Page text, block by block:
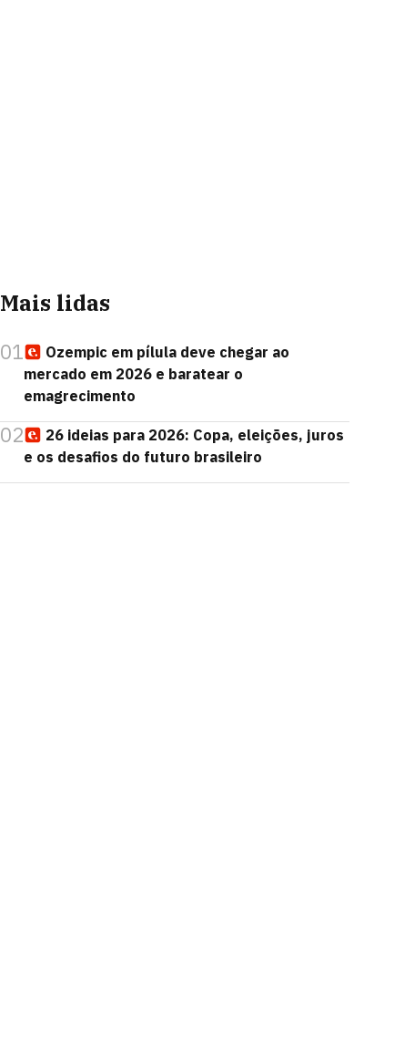
Mais lidas
01
Ozempic em pílula deve chegar ao
mercado em 2026 e baratear o
emagrecimento
02
26 ideias para 2026: Copa, eleições, juros
e os desafios do futuro brasileiro